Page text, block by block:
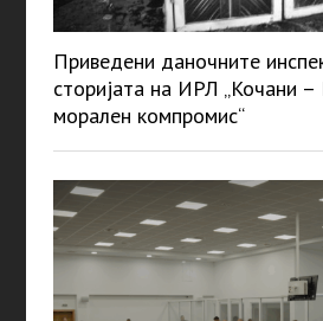
Приведени даночните
сторијата на ИРЛ „Кочани
морален компромис“